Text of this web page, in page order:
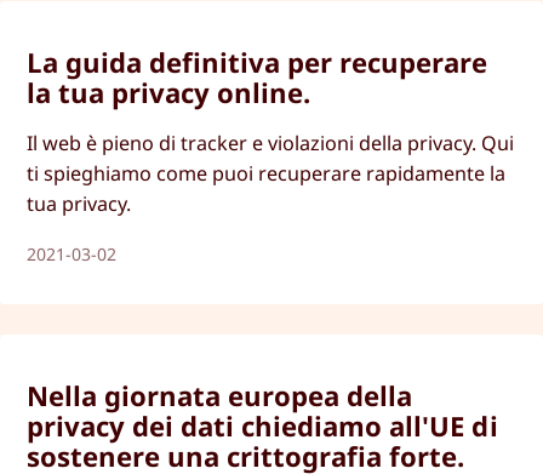
La guida definitiva per recuperare
la tua privacy online.
Il web è pieno di tracker e violazioni della privacy. Qui
ti spieghiamo come puoi recuperare rapidamente la
tua privacy.
2021-03-02
Nella giornata europea della
privacy dei dati chiediamo all'UE di
sostenere una crittografia forte.